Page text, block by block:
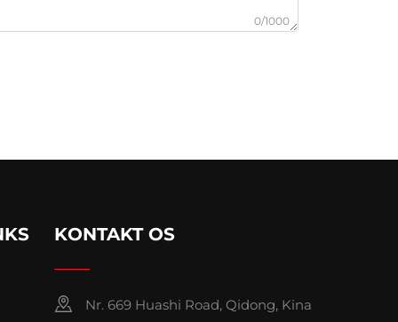
0/1000
KONTAKT OS
Nr. 669 Huashi Road, Qidong, Kina